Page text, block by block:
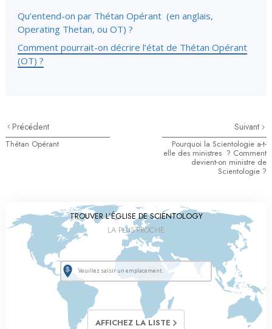
Qu’entend-on par Thétan Opérant (en anglais,
Operating Thetan, ou OT) ?
Comment pourrait-on décrire l’état de Thétan Opérant
(OT) ?
Précédent
Thétan Opérant
Suivant
Pourquoi la Scientologie a-t-
elle des ministres ? Comment
devient-on ministre de
Scientologie ?
TROUVER L’ÉGLISE DE SCIENTOLOGY
LA PLUS PROCHE
AFFICHEZ LA LISTE